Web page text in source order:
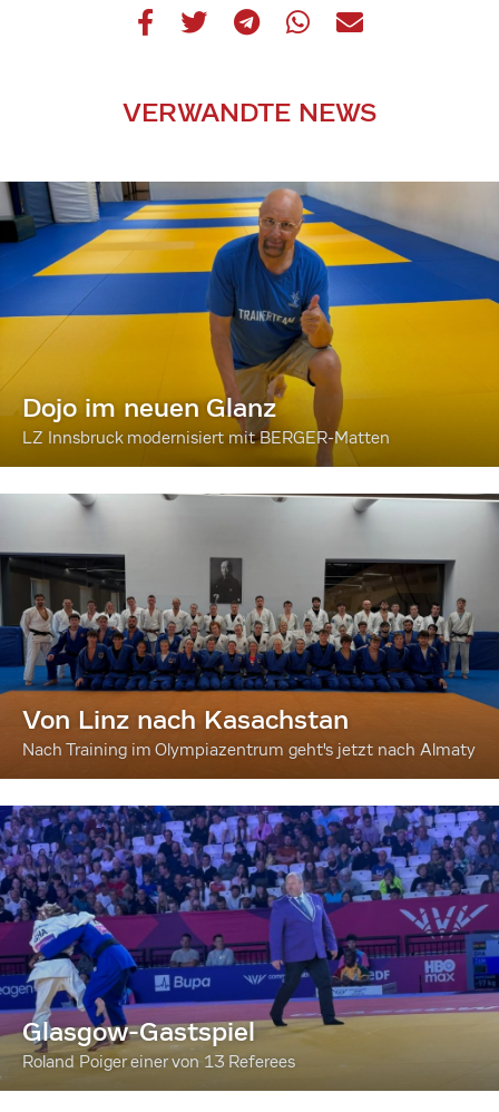
VERWANDTE NEWS
Dojo im neuen Glanz
LZ Innsbruck modernisiert mit BERGER-Matten
Von Linz nach Kasachstan
Nach Training im Olympiazentrum geht's jetzt nach Almaty
Glasgow-Gastspiel
Roland Poiger einer von 13 Referees